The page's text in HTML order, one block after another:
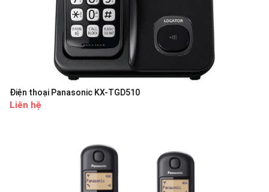
Điện thoại Panasonic KX-TGD510
Liên hệ